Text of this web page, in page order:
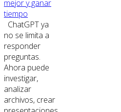
mejor y ganar
tiempo
ChatGPT ya
no se limita a
responder
preguntas.
Ahora puede
investigar,
analizar
archivos, crear